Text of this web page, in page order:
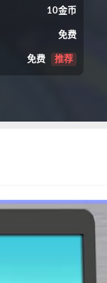
10金币
免费
免费 推荐